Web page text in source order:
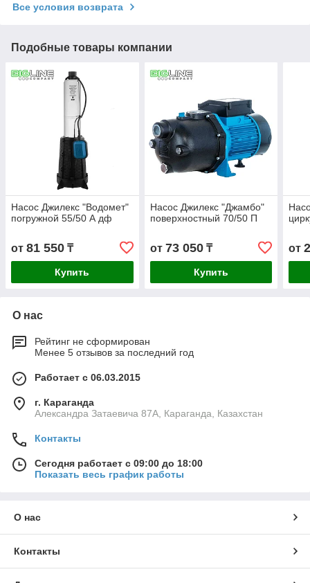
Все условия возврата
Подобные товары компании
Насос Джилекс "Водомет"
погружной 55/50 А дф
от 81 550 ₸
Купить
Насос Джилекс "Джамбо"
поверхностный 70/50 П
от 73 050₸
Купить
от
О нас
Рейтинг не сформирован
Менее 5 отзывов за последний год
Работает с 06.03.2015
г. Караганда
Александра Затаевича 87А, Караганда, Казахстан
Контакты
Сегодня работает с 09:00 до 18:00
Показать весь график работы
О нас
Контакты